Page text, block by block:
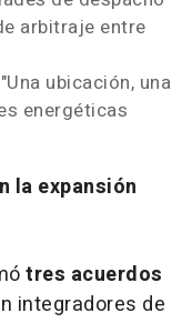
arbitraje entre
ubicación, una
energéticas
la expansión
tres acuerdos
integradores de